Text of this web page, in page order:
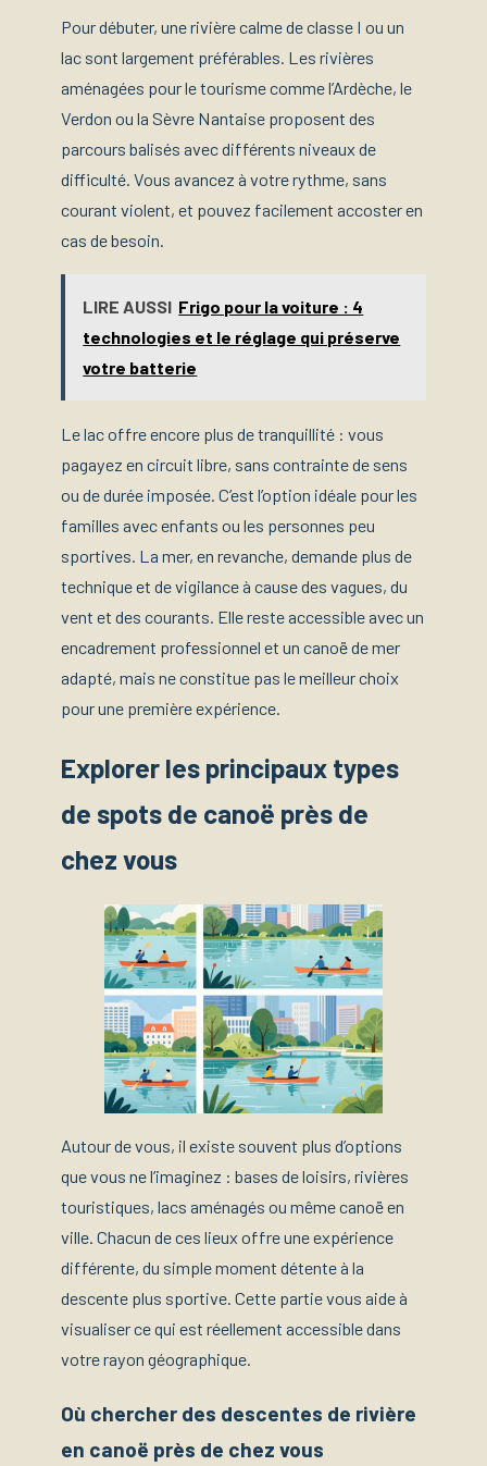
Pour débuter, une rivière calme de classe I ou un
lac sont largement préférables. Les rivières
aménagées pour le tourisme comme l’Ardèche, le
Verdon ou la Sèvre Nantaise proposent des
parcours balisés avec différents niveaux de
difficulté. Vous avancez à votre rythme, sans
courant violent, et pouvez facilement accoster en
cas de besoin.
LIRE AUSSI Frigo pour la voiture : 4
technologies et le réglage qui préserve
votre batterie
Le lac offre encore plus de tranquillité : vous
pagayez en circuit libre, sans contrainte de sens
ou de durée imposée. C’est l’option idéale pour les
familles avec enfants ou les personnes peu
sportives. La mer, en revanche, demande plus de
technique et de vigilance à cause des vagues, du
vent et des courants. Elle reste accessible avec un
encadrement professionnel et un canoë de mer
adapté, mais ne constitue pas le meilleur choix
pour une première expérience.
Explorer les principaux types
de spots de canoë près de
chez vous
Autour de vous, il existe souvent plus d’options
que vous ne l’imaginez : bases de loisirs, rivières
touristiques, lacs aménagés ou même canoë en
ville. Chacun de ces lieux offre une expérience
différente, du simple moment détente à la
descente plus sportive. Cette partie vous aide à
visualiser ce qui est réellement accessible dans
votre rayon géographique.
Où chercher des descentes de rivière
en canoë près de chez vous